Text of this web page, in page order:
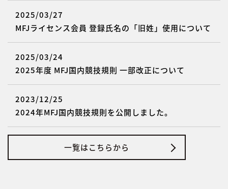
2025/03/27
MFJライセンス会員 登録氏名の「旧姓」使用について
2025/03/24
2025年度 MFJ国内競技規則 一部改正について
2023/12/25
2024年MFJ国内競技規則を公開しました。
一覧はこちらから